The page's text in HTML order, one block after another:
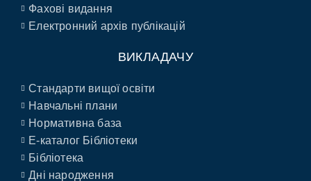
Фахові видання
Електронний архів публікацій
ВИКЛАДАЧУ
Стандарти вищої освіти
Навчальні плани
Нормативна база
E-каталог Бібліотеки
Бібліотека
Дні народження